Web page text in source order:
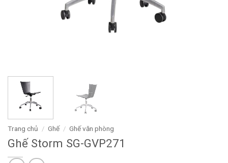
Trang chủ / Ghế / Ghế văn phòng
Ghế Storm SG-GVP271